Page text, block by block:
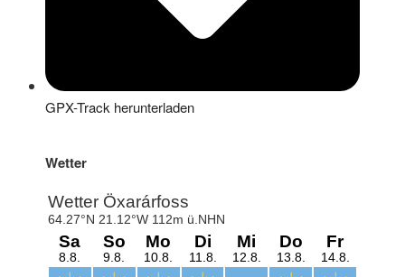
GPX-Track herunterladen
Wetter